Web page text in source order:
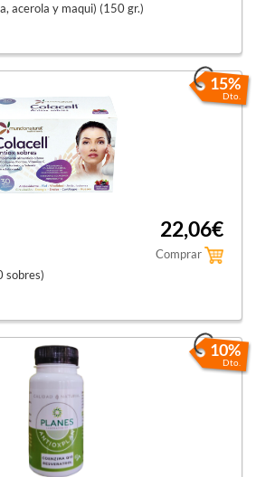
acerola y maqui) (150 gr.)
15%
Dto.
22,06€
Comprar
sobres)
10%
Dto.